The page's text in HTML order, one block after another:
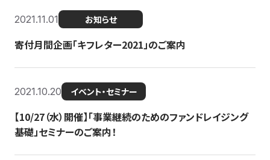
2021.11.01 お知らせ
寄付月間企画「キフレター2021」のご案内
2021.10.20 イベント・セミナー
【10/27（水）開催】「事業継続のためのファンドレイジング
基礎」セミナーのご案内！